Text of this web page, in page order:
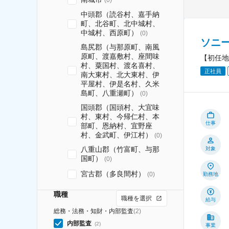
中頭郡（読谷村、嘉手納
町、北谷町、北中城村、
中城村、西原町）
(0)
島尻郡（与那原町、南風
原町、渡嘉敷村、座間味
村、粟国村、渡名喜村、
南大東村、北大東村、伊
平屋村、伊是名村、久米
島町、八重瀬町）
(0)
国頭郡（国頭村、大宜味
村、東村、今帰仁村、本
部町、恩納村、宜野座
村、金武町、伊江村）
(0)
八重山郡（竹富町、与那
国町）
(0)
宮古郡（多良間村） (0)
職種
職種を選択
総務・法務・知財・内部監査(2)
内部監査 (2)
ソニ
【初任
正社員
仕事
対象
勤務地
給与
事業